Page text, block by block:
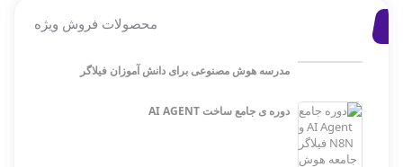
محصولات فروش ویژه
مدرسه هوش مصنوعی برای دانش آموزان فیلاگر
دوره ی جامع ساخت AI AGENT